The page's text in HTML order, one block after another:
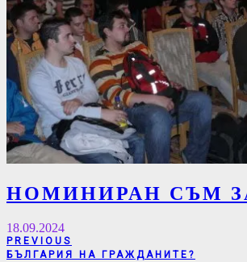
НОМИНИРАН СЪМ
18.09.2024
Навигация
PREVIOUS
PREVIOUS
БЪЛГАРИЯ НА ГРАЖДАНИТЕ?